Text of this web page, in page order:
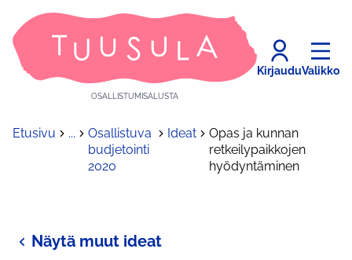
OSALLISTUMISALUSTA
KirjauduValikko
Etusivu ...
Osallistuva
budjetointi
2020
Ideat
Opas ja kunnan
retkeilypaikkojen
hyödyntäminen
Näytä muut ideat